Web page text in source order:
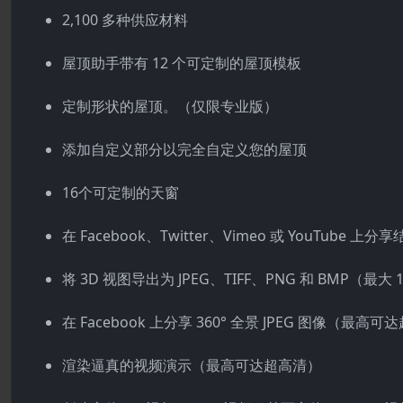
2,100 多种供应材料
屋顶助手带有 12 个可定制的屋顶模板
定制形状的屋顶。（仅限专业版）
添加自定义部分以完全自定义您的屋顶
16个可定制的天窗
在 Facebook、Twitter、Vimeo 或 YouTube 上分享
将 3D 视图导出为 JPEG、TIFF、PNG 和 BMP（最大
在 Facebook 上分享 360° 全景 JPEG 图像（最高可达
渲染逼真的视频演示（最高可达超高清）